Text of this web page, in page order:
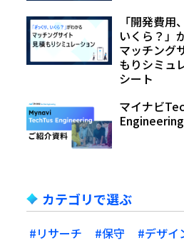
「開発費用
いくら？」
マッチング
もりシミュ
シート
マイナビ
カテゴリで選ぶ
#リサーチ #保守
#デザイ